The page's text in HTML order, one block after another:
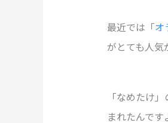
最近では「オ
がとても人気
「なめたけ
まれたんで